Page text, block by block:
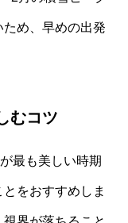
め、早めの出発
むコツ
最も美しい時期
をおすすめしま